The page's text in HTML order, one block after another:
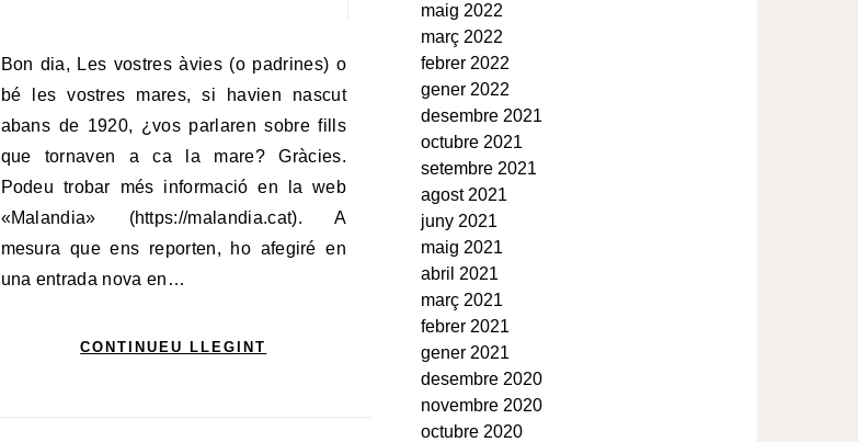
Bon dia, Les vostres àvies (o padrines) o
bé les vostres mares, si havien nascut
abans de 1920, ¿vos parlaren sobre fills
que tornaven a ca la mare? Gràcies.
Podeu trobar més informació en la web
«Malandia» (https://malandia.cat). A
mesura que ens reporten, ho afegiré en
una entrada nova en…
CONTINUEU LLEGINT
maig 2022
març 2022
febrer 2022
gener 2022
desembre 2021
octubre 2021
setembre 2021
agost 2021
juny 2021
maig 2021
abril 2021
març 2021
febrer 2021
gener 2021
desembre 2020
novembre 2020
octubre 2020